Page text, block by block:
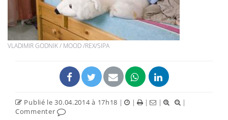
VLADIMIR GODNIK / MOOD /REX/SIPA
Publié le 30.04.2014 à 17h18 | | | |
|
Commenter